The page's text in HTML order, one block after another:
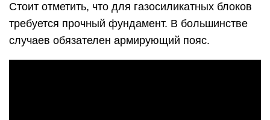
Стоит отметить, что для газосиликатных блоков
требуется прочный фундамент. В большинстве
случаев обязателен армирующий пояс.